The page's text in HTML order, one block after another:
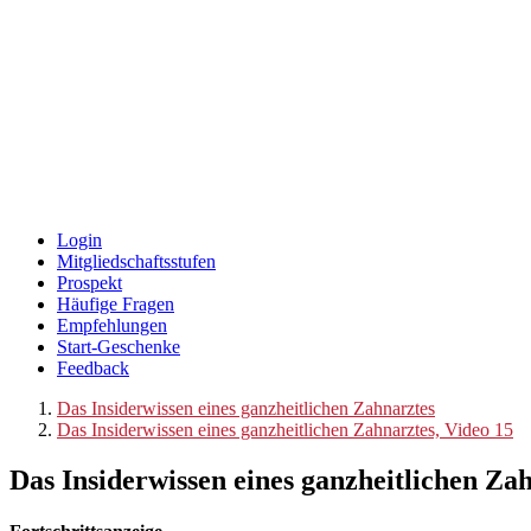
Login
Mitgliedschaftsstufen
Prospekt
Häufige Fragen
Empfehlungen
Start-Geschenke
Feedback
Das Insiderwissen eines ganzheitlichen Zahnarztes
Das Insiderwissen eines ganzheitlichen Zahnarztes, Video 15
Das Insiderwissen eines ganzheitlichen